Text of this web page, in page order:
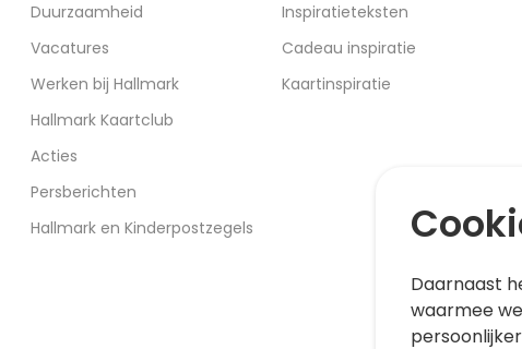
Duurzaamheid
Vacatures
Werken bij Hallmark
Hallmark Kaartclub
Acties
Persberichten
Hallmark en Kinderpostzegels
Inspiratieteksten
Cadeau inspiratie
Kaartinspiratie
Daarnaast
waarmee